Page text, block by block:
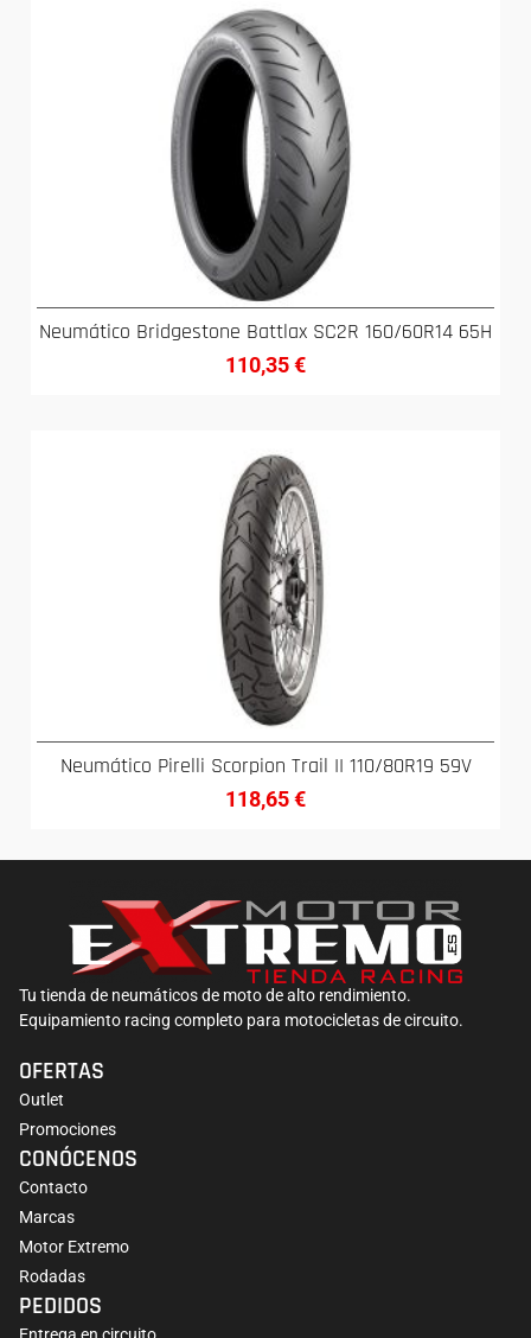
Neumático Bridgestone Battlax SC2R 160/60R14 65H
110,35€
Neumático Pirelli Scorpion Trail II 110/80R19 59V
118,65€
Tu tienda de neumáticos de moto de alto rendimiento.
Equipamiento racing completo para motocicletas de circuito.
OFERTAS
Outlet
Promociones
CONÓCENOS
Contacto
Marcas
Motor Extremo
Rodadas
PEDIDOS
Entrega en circuito